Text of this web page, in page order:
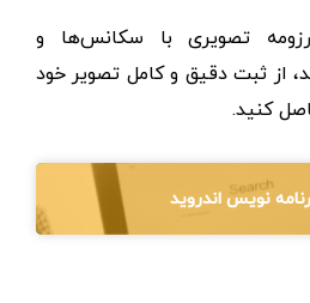
تصویری با سکانس‌ها و
از ثبت دقیق و کامل تصویر خود
کنید.
نویس اندروید